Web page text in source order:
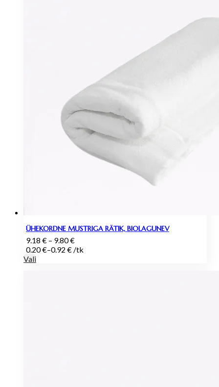
ÜHEKORDNE MUSTRIGA RÄTIK, BIOLAGUNEV
9.18 € – 9.80€Hinnavahemik:
9.18 €
0.20€–0.92 € /tk
Vali